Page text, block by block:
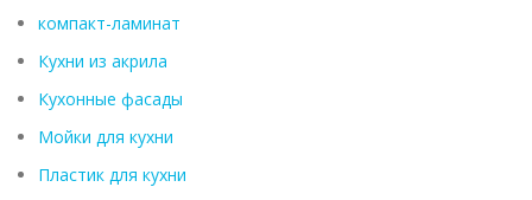
компакт-ламинат
Кухни из акрила
Кухонные фасады
Мойки для кухни
Пластик для кухни